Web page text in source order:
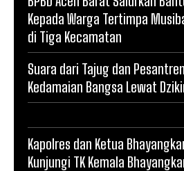
Kepada Warga Tertimpa
di Tiga Kecamatan
Suara dari Tajug dan
Kedamaian Bangsa Lewat
Kapolres dan Ketua
Kunjungi TK Kemala